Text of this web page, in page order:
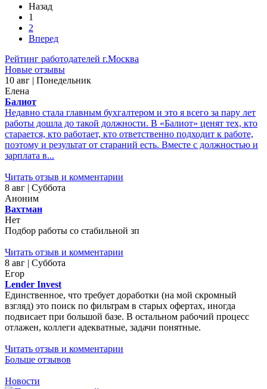
Назад
1
2
Вперед
Рейтинг работодателей г.Москва
Новые отзывы
10 авг | Понедельник
Елена
Балиот
Недавно стала главным бухгалтером и это я всего за пару лет
работы дошла до такой должности. В «Балиот» ценят тех, кто
старается, кто работает, кто ответственно подходит к работе,
поэтому и результат от стараний есть. Вместе с должностью и
зарплата в...
Читать отзыв и комментарии
8 авг | Суббота
Аноним
Вахтман
Нет
Подбор работы со стабильной зп
Читать отзыв и комментарии
8 авг | Суббота
Егор
Lender Invest
Единственное, что требует доработки (на мой скромный
взгляд) это поиск по фильтрам в старых офертах, иногда
подвисает при большой базе. В остальном рабочий процесс
отлажен, коллеги адекватные, задачи понятные.
Читать отзыв и комментарии
Больше отзывов
Новости